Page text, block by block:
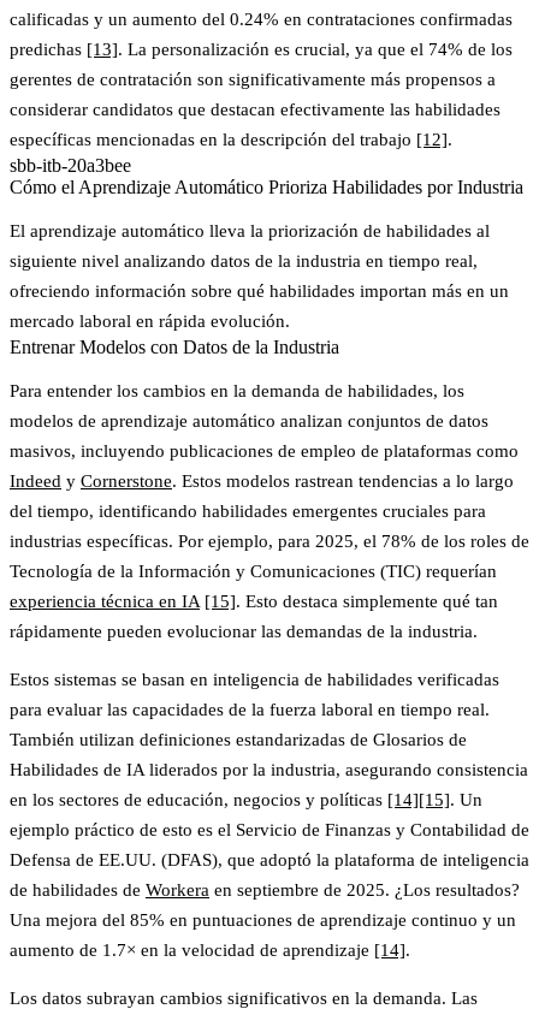
calificadas y un aumento del 0.24% en contrataciones confirmadas
predichas [13]. La personalización es crucial, ya que el 74% de los
gerentes de contratación son significativamente más propensos a
considerar candidatos que destacan efectivamente las habilidades
específicas mencionadas en la descripción del trabajo [12].
sbb-itb-20a3bee
Cómo el Aprendizaje Automático Prioriza Habilidades por Industria
El aprendizaje automático lleva la priorización de habilidades al
siguiente nivel analizando datos de la industria en tiempo real,
ofreciendo información sobre qué habilidades importan más en un
mercado laboral en rápida evolución.
Entrenar Modelos con Datos de la Industria
Para entender los cambios en la demanda de habilidades, los
modelos de aprendizaje automático analizan conjuntos de datos
masivos, incluyendo publicaciones de empleo de plataformas como
Indeed y Cornerstone. Estos modelos rastrean tendencias a lo largo
del tiempo, identificando habilidades emergentes cruciales para
industrias específicas. Por ejemplo, para 2025, el 78% de los roles de
Tecnología de la Información y Comunicaciones (TIC) requerían
experiencia técnica en IA [15]. Esto destaca simplemente qué tan
rápidamente pueden evolucionar las demandas de la industria.
Estos sistemas se basan en inteligencia de habilidades verificadas
para evaluar las capacidades de la fuerza laboral en tiempo real.
También utilizan definiciones estandarizadas de Glosarios de
Habilidades de IA liderados por la industria, asegurando consistencia
en los sectores de educación, negocios y políticas [14][15]. Un
ejemplo práctico de esto es el Servicio de Finanzas y Contabilidad de
Defensa de EE.UU. (DFAS), que adoptó la plataforma de inteligencia
de habilidades de Workera en septiembre de 2025. ¿Los resultados?
Una mejora del 85% en puntuaciones de aprendizaje continuo y un
aumento de 1.7× en la velocidad de aprendizaje [14].
Los datos subrayan cambios significativos en la demanda. Las